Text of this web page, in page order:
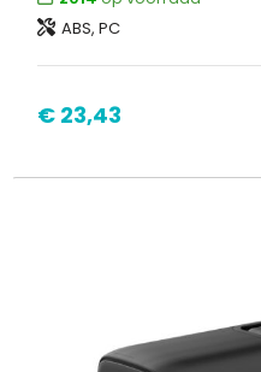
ABS, PC
€ 23,43